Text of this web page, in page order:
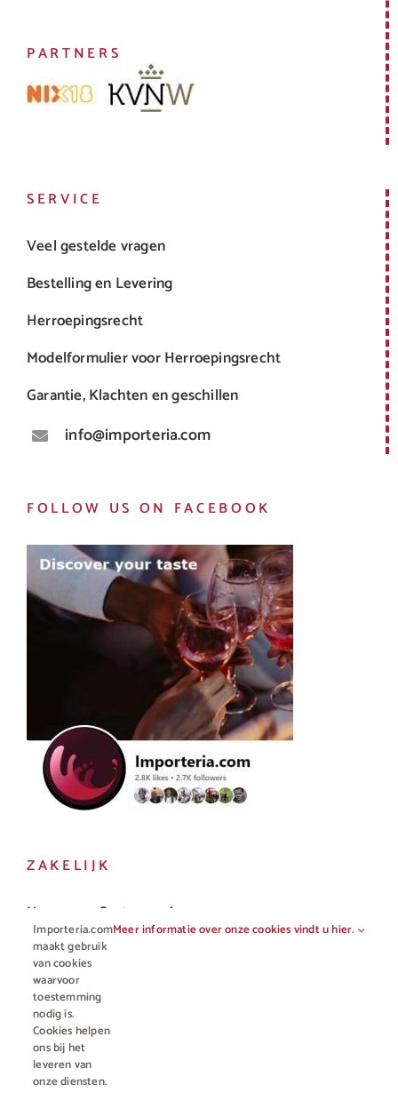
PARTNERS
SERVICE
Veel gestelde vragen
Bestelling en Levering
Herroepingsrecht
Modelformulier voor Herroepingsrecht
Garantie, Klachten en geschillen
info@importeria.com
FOLLOW US ON FACEBOOK
ZAKELIJK
Horeca en Gastronomie
Vakhandel
Importeria.com
maakt gebruik
van cookies
waarvoor
toestemming
nodig is.
Cookies helpen
ons bij het
leveren van
onze diensten.
Meer informatie over onze cookies vindt u hier.